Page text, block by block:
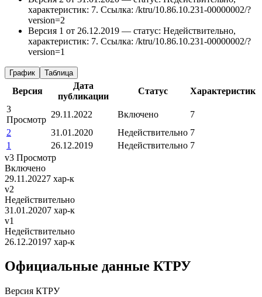
характеристик: 7. Ссылка: /ktru/10.86.10.231-00000002/?
version=2
Версия 1 от 26.12.2019 — статус: Недействительно,
характеристик: 7. Ссылка: /ktru/10.86.10.231-00000002/?
version=1
График Таблица
Версия
Дата
публикации
Статус
Характеристик
3
Просмотр
29.11.2022 Включено
7
2
31.01.2020 Недействительно 7
1
26.12.2019 Недействительно 7
v3 Просмотр
Включено
29.11.20227 хар-к
v2
Недействительно
31.01.20207 хар-к
v1
Недействительно
26.12.20197 хар-к
Официальные данные КТРУ
Версия КТРУ